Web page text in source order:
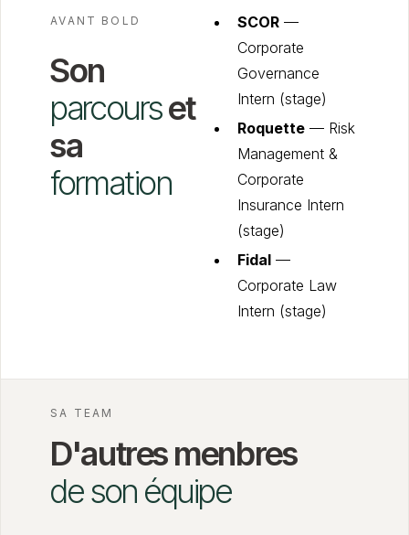
AVANT BOLD
Son
parcourset
sa
formation
SCOR —
Corporate
Governance
Intern (stage)
Roquette — Risk
Management &
Corporate
Insurance Intern
(stage)
Fidal —
Corporate Law
Intern (stage)
SA TEAM
D'autres menbres
de son équipe